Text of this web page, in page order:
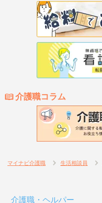
介護職コラム
マイナビ介護職 生活相談員
介護職・ヘルパー